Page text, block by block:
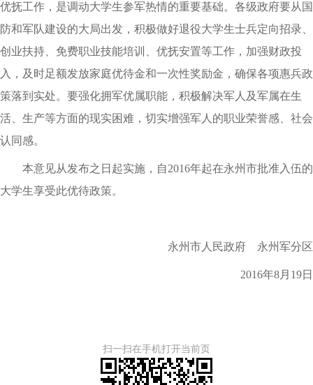
优抚工作，是调动大学生参军热情的重要基础。各级政府要从国
防和军队建设的大局出发，积极做好退役大学生士兵定向招录、
创业扶持、免费职业技能培训、优抚安置等工作，加强财政投
入，及时足额发放家庭优待金和一次性奖励金，确保各项惠兵政
策落到实处。要强化拥军优属职能，积极解决军人及军属在生
活、生产等方面的现实困难，切实增强军人的职业荣誉感、社会
认同感。
本意见从发布之日起实施，自2016年起在永州市批准入伍的
大学生享受此优待政策。
永州市人民政府 永州军分区
2016年8月19日
扫一扫在手机打开当前页